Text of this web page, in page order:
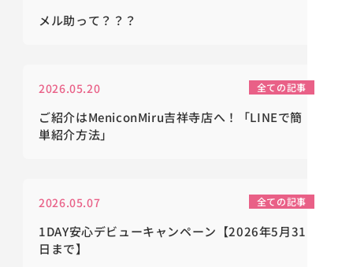
メル助って？？？
2026.05.20 全ての記事
ご紹介はMeniconMiru吉祥寺店へ！「LINEで簡
単紹介方法」
2026.05.07 全ての記事
1DAY安心デビューキャンペーン【2026年5月31
日まで】